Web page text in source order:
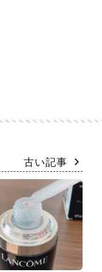
古い記事